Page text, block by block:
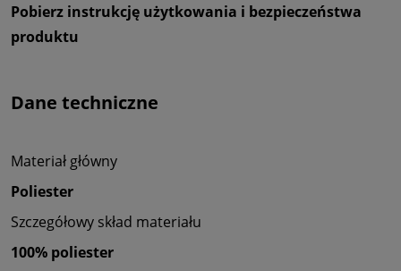
Pobierz instrukcję użytkowania i bezpieczeństwa
produktu
Dane techniczne
Materiał główny
Poliester
Szczegółowy skład materiału
100% poliester